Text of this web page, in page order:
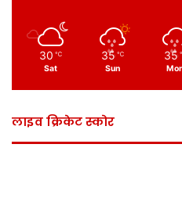
30 ℃
Sat
35 ℃
Sun
35
लाइव क्रिकेट स्कोर